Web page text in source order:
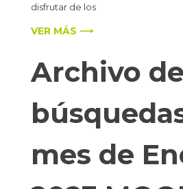
disfrutar de los
VER MÁS ⟶
Archivo de
mes de